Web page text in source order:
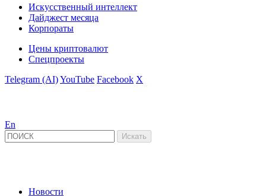
Искусственный интеллект
Дайджест месяца
Корпораты
Цены криптовалют
Спецпроекты
Telegram (AI)YouTube Facebook X
En
Новости